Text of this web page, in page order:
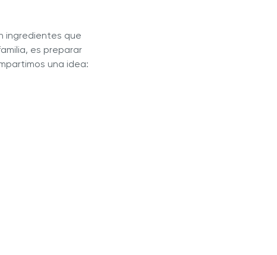
ingredientes que
es preparar
una idea: